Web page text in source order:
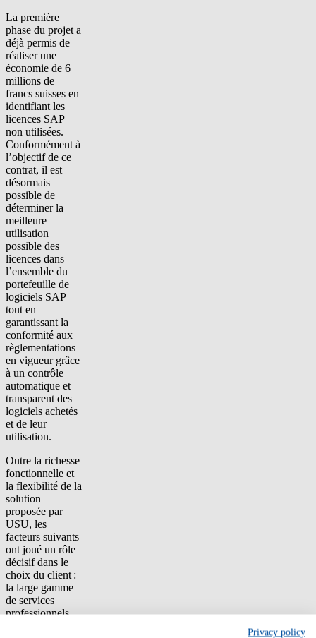
La première
phase du projet a
déjà permis de
réaliser une
économie de 6
millions de
francs suisses en
identifiant les
licences SAP
non utilisées.
Conformément à
l’objectif de ce
contrat, il est
désormais
possible de
déterminer la
meilleure
utilisation
possible des
licences dans
l’ensemble du
portefeuille de
logiciels SAP
tout en
garantissant la
conformité aux
règlementations
en vigueur grâce
à un contrôle
automatique et
transparent des
logiciels achetés
et de leur
utilisation.
Outre la richesse
fonctionnelle et
la flexibilité de la
solution
proposée par
USU, les
facteurs suivants
ont joué un rôle
décisif dans le
choix du client :
la large gamme
de services
professionnels,
Privacy policy